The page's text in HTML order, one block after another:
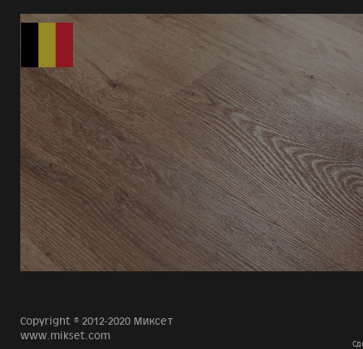
Copyright © 2012-2020 Миксет
www.mikset.com